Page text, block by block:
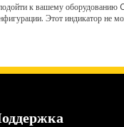
к вашему
Этот индикатор не